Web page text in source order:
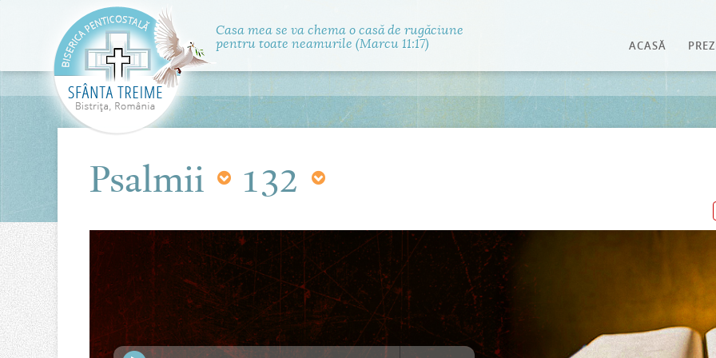
Casa mea se va chema o casă de rugăciune
pentru toate neamurile (Marcu 11:17)
ACASĂ
Psalmii 132